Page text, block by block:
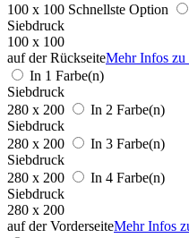
100 x 100 Schnellste Option
Siebdruck
100 x 100
auf der RückseiteMehr Infos zu
In 1 Farbe(n)
Siebdruck
280 x 200
In 2 Farbe(n)
Siebdruck
280 x 200
In 3 Farbe(n)
Siebdruck
280 x 200
In 4 Farbe(n)
Siebdruck
280 x 200
auf der VorderseiteMehr Infos